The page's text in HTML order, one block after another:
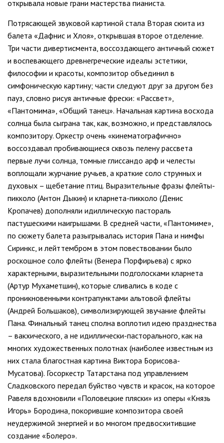
открывала новые грани мастерства пианиста.
Потрясающей звуковой картиной стала Вторая сюита из
балета «Дафнис и Хлоя», открывшая второе отделение.
Три части дивертисмента, воссоздающего античный сюжет
и воспевающего древнегреческие идеалы эстетики,
философии и красоты, композитор объединил в
симфоническую картину; части следуют друг за другом без
пауз, словно рисуя античные фрески: «Рассвет»,
«Пантомима», «Общий танец». Начальная картина восхода
солнца была сыграна так, как, возможно, и представлялось
композитору. Оркестр очень «кинематографично»
воссоздавал пробивающиеся сквозь пелену рассвета
первые лучи солнца, томные глиссандо арф и челесты
воплощали журчание ручьев, а краткие соло струнных и
духовых – щебетание птиц. Выразительные фразы флейты-
пикколо (Антон Дыкин) и кларнета-пикколо (Денис
Кропачев) дополняли идиллическую пастораль
пастушескими наигрышами. В средней части, «Пантомиме»,
по сюжету балета разыгрывалась история Пана и нимфы
Сиринкс, и лейттембром в этом повествовании было
роскошное соло флейты (Венера Порфирьева) с ярко
характерными, выразительными подголосками кларнета
(Артур Мухаметшин), которые сливались в коде с
проникновенными контрапунктами альтовой флейты
(Андрей Большаков), символизирующей звучание флейты
Пана. Финальный танец сполна воплотил идею празднества
– вакхического, а не идиллически-пасторального, как на
многих художественных полотнах (наиболее известным из
них стала благостная картина Виктора Борисова-
Мусатова). Госоркестр Татарстана под управлением
Сладковского передал буйство чувств и красок, на которое
Равеля вдохновили «Половецкие пляски» из оперы «Князь
Игорь» Бородина, покорившие композитора своей
неудержимой энергией и во многом предвосхитившие
создание «Болеро».